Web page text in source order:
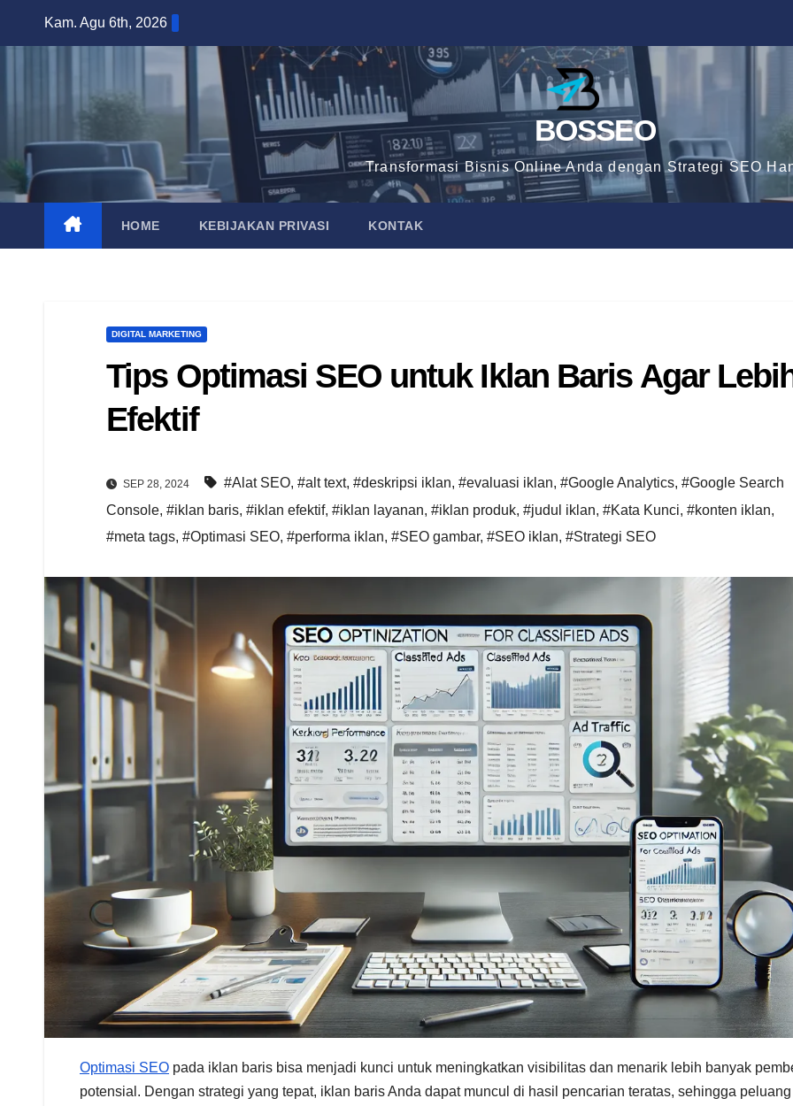
Kam. Agu 6th, 2026
BOSSEO
Transformasi Bisnis Online Anda dengan Strategi SEO
HOME KEBIJAKAN PRIVASI KONTAK
DIGITAL MARKETING
Tips Optimasi SEO untuk Iklan Baris Agar
Efektif
SEP 28, 2024 #Alat SEO, #alt text, #deskripsi iklan, #evaluasi iklan, #Google Analytics, #Google Search
Console, #iklan baris, #iklan efektif, #iklan layanan, #iklan produk, #judul iklan, #Kata Kunci, #konten iklan,
#meta tags, #Optimasi SEO, #performa iklan, #SEO gambar, #SEO iklan, #Strategi SEO
Optimasi SEO pada iklan baris bisa menjadi kunci untuk meningkatkan visibilitas dan menarik lebih banyak
potensial. Dengan strategi yang tepat, iklan baris Anda dapat muncul di hasil pencarian teratas, sehingga peluang